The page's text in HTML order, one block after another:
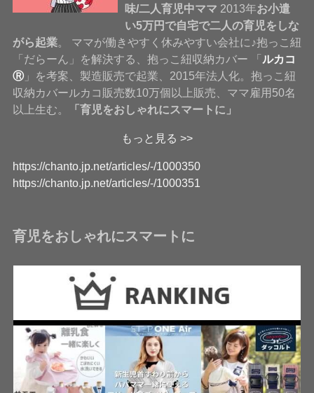
味/二人育児中ママ 2013年お小遣
い5万円で自宅で二人の育児をしな
がら起業。 ママが働きやすく休みやすい会社に♪抱っこ紐
「だらーん」を解決する、抱っこ紐収納カバー 「 ルカコ
Ⓡ」を考案、製造販売で起業、2015年法人化。抱っこ紐
収納カバールカコ販売数10万個以上販売、ママ雇用50名
以上生む。
「育児をおしゃれにスマートに」
もっと見る >>
https://chanto.jp.net/articles/-/1000350
https://chanto.jp.net/articles/-/1000351
育児をおしゃれにスマートに